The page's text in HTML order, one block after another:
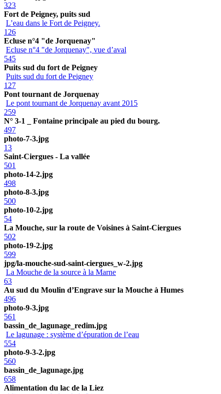
323
Fort de Peigney, puits sud
L’eau dans le Fort de Peigney.
126
Ecluse n°4 "de Jorquenay"
Ecluse n°4 "de Jorquenay", vue d’aval
545
Puits sud du fort de Peigney
Puits sud du fort de Peigney
127
Pont tournant de Jorquenay
Le pont tournant de Jorquenay avant 2015
259
N° 3-1 _ Fontaine principale au pied du bourg.
497
photo-7-3.jpg
13
Saint-Ciergues - La vallée
501
photo-14-2.jpg
498
photo-8-3.jpg
500
photo-10-2.jpg
54
La Mouche, sur la route de Voisines à Saint-Ciergues
502
photo-19-2.jpg
599
jpg/la-mouche-sud-saint-ciergues_w-2.jpg
La Mouche de la source à la Marne
63
Au sud du Moulin d’Engrave sur la Mouche à Humes
496
photo-9-3.jpg
561
bassin_de_lagunage_redim.jpg
Le lagunage : système d’épuration de l’eau
554
photo-9-3-2.jpg
560
bassin_de_lagunage.jpg
658
Alimentation du lac de la Liez